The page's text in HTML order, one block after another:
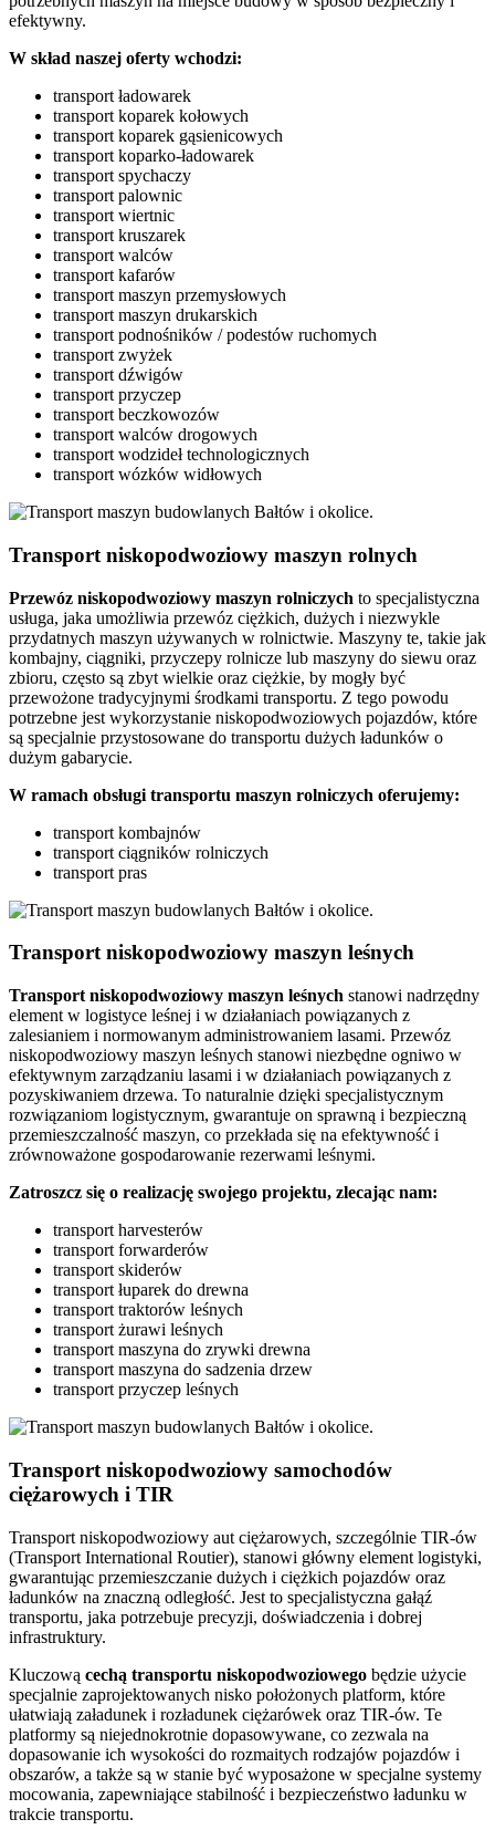
efektywny.
W skład naszej oferty wchodzi:
transport ładowarek
transport koparek kołowych
transport koparek gąsienicowych
transport koparko-ładowarek
transport spychaczy
transport palownic
transport wiertnic
transport kruszarek
transport walców
transport kafarów
transport maszyn przemysłowych
transport maszyn drukarskich
transport podnośników / podestów ruchomych
transport zwyżek
transport dźwigów
transport przyczep
transport beczkowozów
transport walców drogowych
transport wodzideł technologicznych
transport wózków widłowych
Transport niskopodwoziowy maszyn rolnych
Przewóz niskopodwoziowy maszyn rolniczych to specjalistyczna
usługa, jaka umożliwia przewóz ciężkich, dużych i niezwykle
przydatnych maszyn używanych w rolnictwie. Maszyny te, takie jak
kombajny, ciągniki, przyczepy rolnicze lub maszyny do siewu oraz
zbioru, często są zbyt wielkie oraz ciężkie, by mogły być
przewożone tradycyjnymi środkami transportu. Z tego powodu
potrzebne jest wykorzystanie niskopodwoziowych pojazdów, które
są specjalnie przystosowane do transportu dużych ładunków o
dużym gabarycie.
W ramach obsługi transportu maszyn rolniczych oferujemy:
transport kombajnów
transport ciągników rolniczych
transport pras
Transport niskopodwoziowy maszyn leśnych
Transport niskopodwoziowy maszyn leśnych stanowi nadrzędny
element w logistyce leśnej i w działaniach powiązanych z
zalesianiem i normowanym administrowaniem lasami. Przewóz
niskopodwoziowy maszyn leśnych stanowi niezbędne ogniwo w
efektywnym zarządzaniu lasami i w działaniach powiązanych z
pozyskiwaniem drzewa. To naturalnie dzięki specjalistycznym
rozwiązaniom logistycznym, gwarantuje on sprawną i bezpieczną
przemieszczalność maszyn, co przekłada się na efektywność i
zrównoważone gospodarowanie rezerwami leśnymi.
Zatroszcz się o realizację swojego projektu, zlecając nam:
transport harvesterów
transport forwarderów
transport skiderów
transport łuparek do drewna
transport traktorów leśnych
transport żurawi leśnych
transport maszyna do zrywki drewna
transport maszyna do sadzenia drzew
transport przyczep leśnych
Transport niskopodwoziowy samochodów
ciężarowych i TIR
Transport niskopodwoziowy aut ciężarowych, szczególnie TIR-ów
(Transport International Routier), stanowi główny element logistyki,
gwarantując przemieszczanie dużych i ciężkich pojazdów oraz
ładunków na znaczną odległość. Jest to specjalistyczna gałąź
transportu, jaka potrzebuje precyzji, doświadczenia i dobrej
infrastruktury.
Kluczową cechą transportu niskopodwoziowego będzie użycie
specjalnie zaprojektowanych nisko położonych platform, które
ułatwiają załadunek i rozładunek ciężarówek oraz TIR-ów. Te
platformy są niejednokrotnie dopasowywane, co zezwala na
dopasowanie ich wysokości do rozmaitych rodzajów pojazdów i
obszarów, a także są w stanie być wyposażone w specjalne systemy
mocowania, zapewniające stabilność i bezpieczeństwo ładunku w
trakcie transportu.